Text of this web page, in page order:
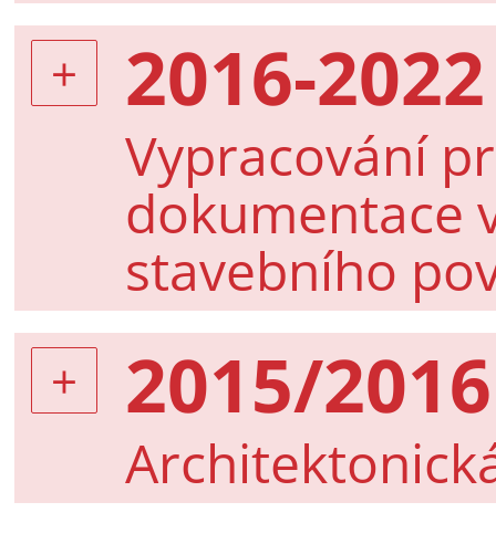
2016-2022
Vypracování
dokumentace
stavebního
2015/2016